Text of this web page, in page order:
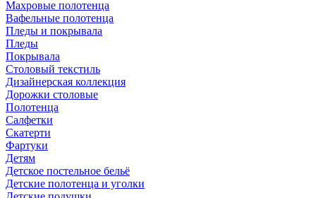
Махровые полотенца
Вафельные полотенца
Пледы и покрывала
Пледы
Покрывала
Столовый текстиль
Дизайнерская коллекция
Дорожки столовые
Полотенца
Салфетки
Скатерти
Фартуки
Детям
Детское постельное бельё
Детские полотенца и уголки